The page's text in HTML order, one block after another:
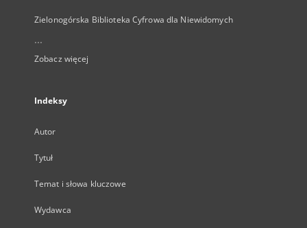
Zielonogórska Biblioteka Cyfrowa dla Niewidomych
...
Zobacz więcej
Indeksy
Autor
Tytuł
Temat i słowa kluczowe
Wydawca